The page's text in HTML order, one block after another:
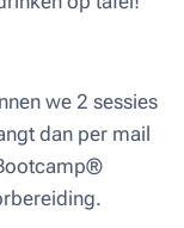
we 2 sessies
dan per mail